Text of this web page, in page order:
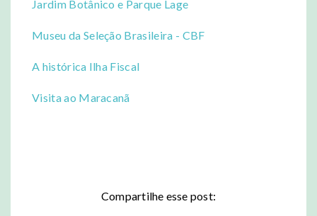
Jardim Botânico e Parque Lage
Museu da Seleção Brasileira - CBF
A histórica Ilha Fiscal
Visita ao Maracanã
Compartilhe esse post: